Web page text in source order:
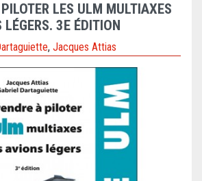
LES ULM MULTIAXES
LÉGERS. 3E ÉDITION
, Jacques Attias